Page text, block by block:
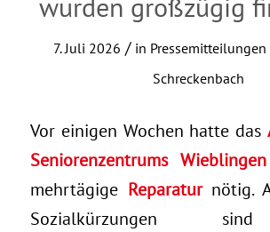
7. Juli 2026 / in Pressemitteilungen
Schreckenbach
Vor einigen Wochen hatte das
Seniorenzentrums Wieblingen
mehrtägige Reparaturnötig.
Sozialkürzungen